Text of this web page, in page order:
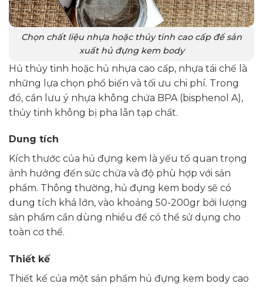
Chọn chất liệu nhựa hoặc thủy tinh cao cấp để sản
xuất hủ đựng kem body
Hủ thủy tinh hoặc hủ nhựa cao cấp, nhựa tái chế là
những lựa chọn phổ biến và tối ưu chi phí. Trong
đó, cần lưu ý nhựa không chứa BPA (bisphenol A),
thủy tinh không bị pha lẫn tạp chất.
Dung tích
Kích thước của hủ đựng kem là yếu tố quan trọng
ảnh hưởng đến sức chứa và độ phù hợp với sản
phẩm. Thông thường, hủ đựng kem body sẽ có
dung tích khá lớn, vào khoảng 50-200gr bởi lượng
sản phẩm cần dùng nhiều để có thể sử dụng cho
toàn cơ thể.
Thiết kế
Thiết kế của một sản phẩm hủ đựng kem body cao